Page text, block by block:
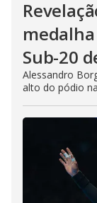
Sub-20
Alessandro
alto do pódio